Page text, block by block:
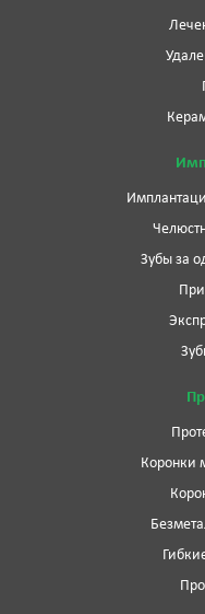
Зубы за
Коронки